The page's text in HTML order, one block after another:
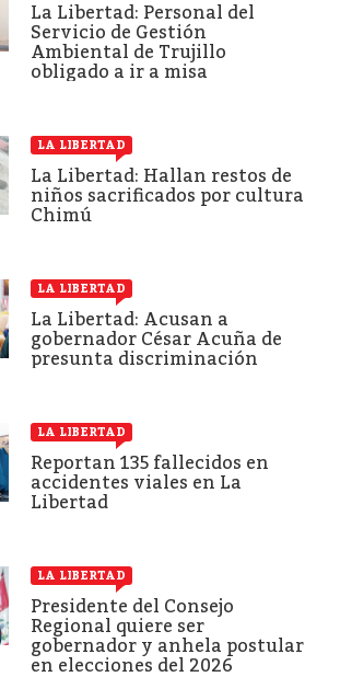
La Libertad: Personal del
Servicio de Gestión
Ambiental de Trujillo
obligado a ir a misa
LA LIBERTAD
La Libertad: Hallan restos de
niños sacrificados por cultura
Chimú
LA LIBERTAD
La Libertad: Acusan a
gobernador César Acuña de
presunta discriminación
LA LIBERTAD
Reportan 135 fallecidos en
accidentes viales en La
Libertad
LA LIBERTAD
Presidente del Consejo
Regional quiere ser
gobernador y anhela postular
en elecciones del 2026